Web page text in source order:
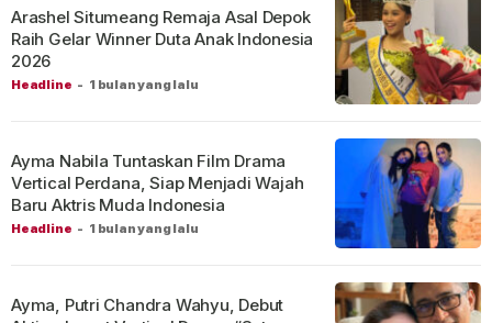
Headline - 1 bulan yang lalu
Arashel Situmeang Remaja Asal Depok
Raih Gelar Winner Duta Anak Indonesia
2026
Headline - 1 bulan yang lalu
Ayma Nabila Tuntaskan Film Drama
Vertical Perdana, Siap Menjadi Wajah
Baru Aktris Muda Indonesia
Ayma, Putri Chandra Wahyu, Debut